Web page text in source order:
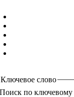
Ключевое слово
Поиск по ключевому